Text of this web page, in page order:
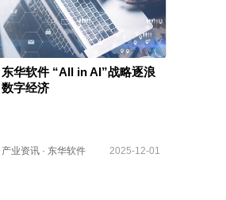
东华软件 “All in AI”战略逐浪
数字经济
产业资讯· 东华软件 2025-12-01